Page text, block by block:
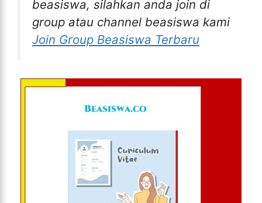
beasiswa, silahkan anda join di
group atau channel beasiswa kami
Join Group Beasiswa Terbaru